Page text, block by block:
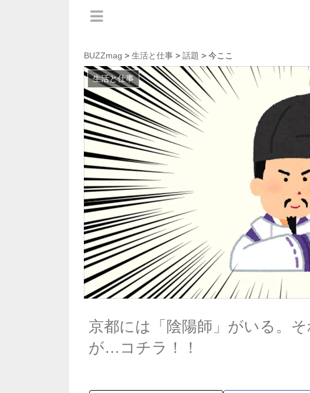
BUZZmag > 生活と仕事 > 話題 > 今ここ
生活と仕事
京都には「陰陽師」がいる。そ
が…コチラ！！